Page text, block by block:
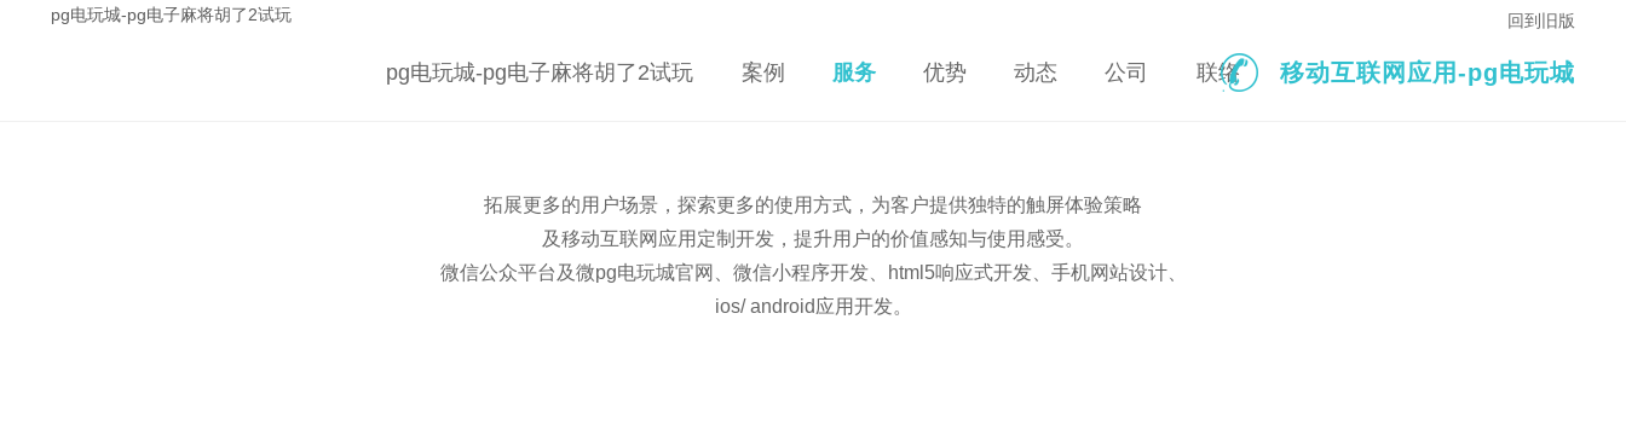
pg电玩城-pg电子麻将胡了2试玩
pg电玩城-pg电子麻将胡了2试玩 案例 服务 优势 动态 公司 联络 移动互联网应用-pg电玩城
回到旧版
拓展更多的用户场景，探索更多的使用方式，为客户提供独特的触屏体验策略
及移动互联网应用定制开发，提升用户的价值感知与使用感受。
微信公众平台及微pg电玩城官网、微信小程序开发、html5响应式开发、手机网站设计、
ios/ android应用开发。